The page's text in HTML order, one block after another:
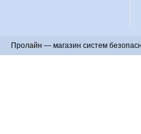
Пролайн — магазин систем